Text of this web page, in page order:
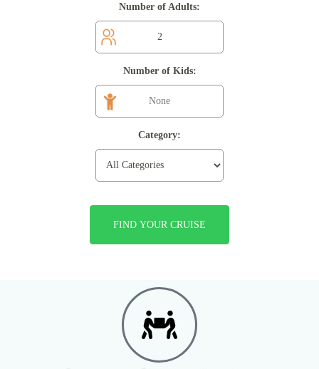
Number of Adults:
Number of Kids:
Category:
FIND YOUR CRUISE